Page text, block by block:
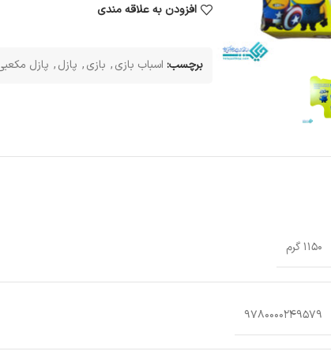
افزودن به علاقه مندی
برچسب: اسباب بازی, بازی, پازل, پازل
1150 گرم
9780000249579